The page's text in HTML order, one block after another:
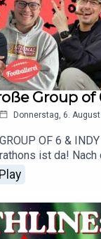
Group
Donnerstag, 6.
OF 6 &
ist da!
in den sechs
unser Trio als
Play